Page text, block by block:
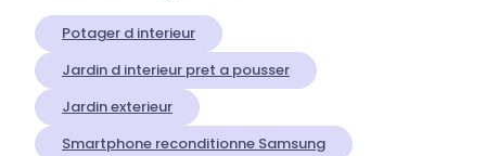
Potager d interieur
Jardin d interieur pret a pousser
Jardin exterieur
Smartphone reconditionne Samsung